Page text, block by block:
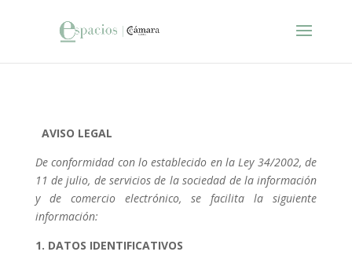
AVISO LEGAL
De conformidad con lo establecido en la Ley 34/2002, de
11 de julio, de servicios de la sociedad de la información
y de comercio electrónico, se facilita la siguiente
información:
1. DATOS IDENTIFICATIVOS